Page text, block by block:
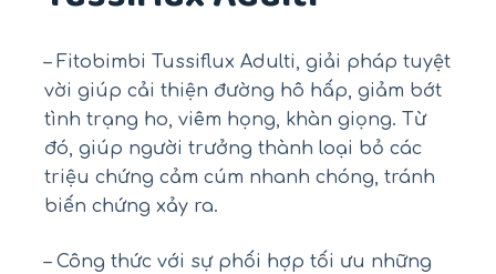
– Fitobimbi Tussiflux Adulti, giải pháp tuyệt
vời giúp cải thiện đường hô hấp, giảm bớt
tình trạng ho, viêm họng, khàn giọng. Từ
đó, giúp người trưởng thành loại bỏ các
triệu chứng cảm cúm nhanh chóng, tránh
biến chứng xảy ra.
– Công thức với sự phối hợp tối ưu những